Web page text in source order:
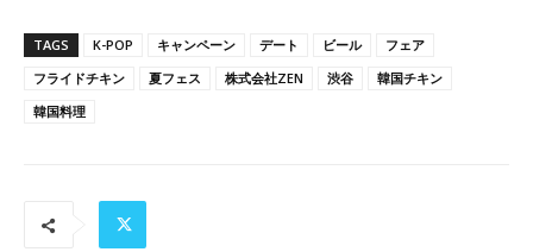
TAGS K-POP キャンペーン デート ビール
フェア
フライドチキン
夏フェス 株式会社ZEN 渋谷
韓国チキン
韓国料理